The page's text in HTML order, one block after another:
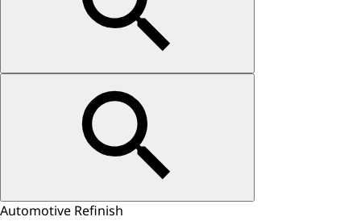
Automotive Refinish